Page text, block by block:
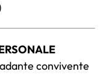
convivente